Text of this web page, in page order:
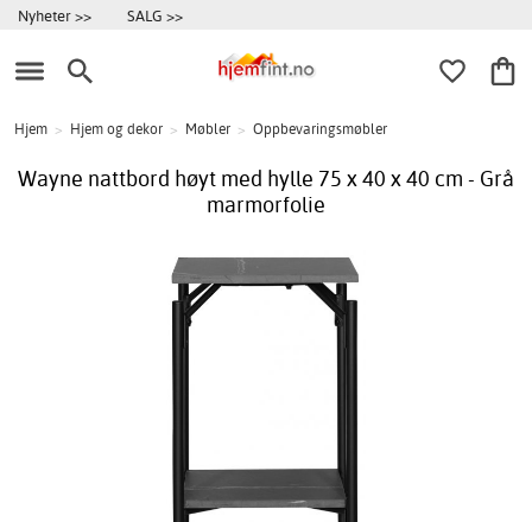
Nyheter >> SALG >>
Hjem > Hjem og dekor > Møbler > Oppbevaringsmøbler
Wayne nattbord høyt med hylle 75 x 40 x 40 cm - Grå
marmorfolie